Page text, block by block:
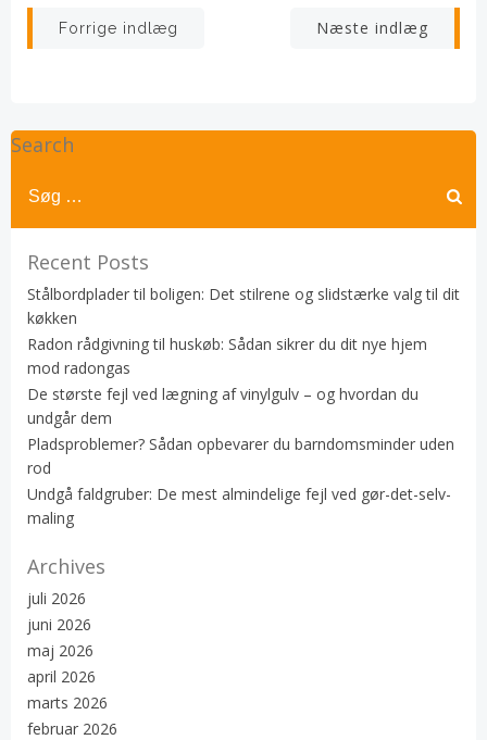
Indlægsnavigation
Forrige indlæg Næste indlæg
Search
Recent Posts
Stålbordplader til boligen: Det stilrene og slidstærke valg til dit
køkken
Radon rådgivning til huskøb: Sådan sikrer du dit nye hjem
mod radongas
De største fejl ved lægning af vinylgulv – og hvordan du
undgår dem
Pladsproblemer? Sådan opbevarer du barndomsminder uden
rod
Undgå faldgruber: De mest almindelige fejl ved gør-det-selv-
maling
Archives
juli 2026
juni 2026
maj 2026
april 2026
marts 2026
februar 2026